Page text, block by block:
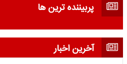
پربیننده ترین ها
آخرین اخبار